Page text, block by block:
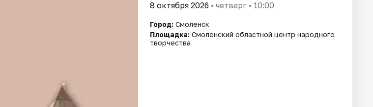
8 октября 2026 • четверг • 10:00
Город: Смоленск
Площадка: Смоленский областной центр народного
творчества